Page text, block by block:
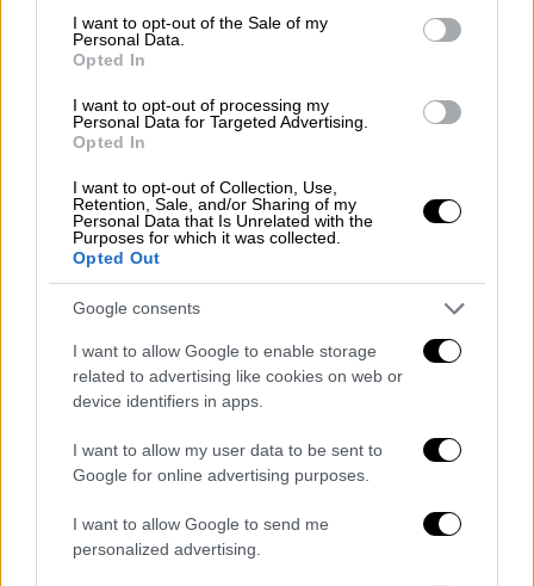
consent section.
I want to opt-out of the Sale of my
Personal Data.
Opted In
I want to opt-out of processing my
Personal Data for Targeted Advertising.
Opted In
I want to opt-out of Collection, Use,
Retention, Sale, and/or Sharing of my
Personal Data that Is Unrelated with the
Purposes for which it was collected.
Opted Out
Google consents
I want to allow Google to enable storage
related to advertising like cookies on web or
device identifiers in apps.
I want to allow my user data to be sent to
Google for online advertising purposes.
I want to allow Google to send me
personalized advertising.
Αιμοσταγείς δήμιοι στο Κοντομάρι
Επίσης διέταξε την καταστροφή του χωριού
Κάντανος στη Δυτική Κρήτη και τη
δολοφονία των περίπου 180 κατοίκων του
Το Μάιο του 1947, ο Στουντέντ, έπεσε στα
χέρια των Συμμάχων και οδηγήθηκε στο
στρατιωτικό δικαστήριο με κατηγορίες
σχετικά με παραβιάσεις της Σύμβασης της
Χάγης για το δίκαιο του κατά ξηράν πολέμου
και της Σύμβασης της Γενεύης κατά τη